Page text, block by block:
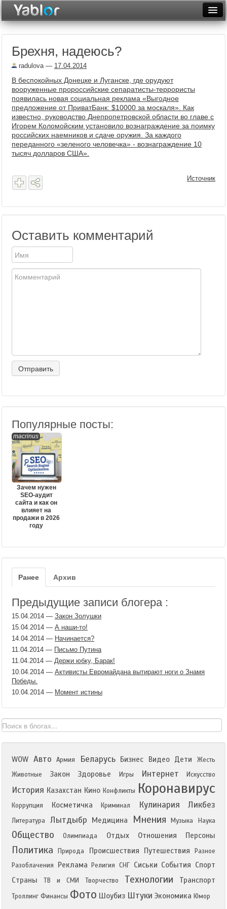
Неделя
Рейтинги
Архив
Фототоп
Брехня, надеюсь?
radulova— 17.04.2014
В беспокойных Донецке и Луганске, где орудуют
вооруженные пророссийские сепаратисты-террористы
появилась новая социальная реклама «Выгодное
предложение от ПриватБанк: $10000 за москаля». Как
известно, руководство Днепропетровской области во главе с
Игорем Коломойским установило вознаграждение за поимку
российских наемников и сдаче оружия. За каждого
переданного «зеленого человечка» - вознаграждение 10
тысяч долларов США».
Источник
Оставить комментарий
Популярные посты:
macrinus
Зачем нужен
SEO-аудит
сайта и как он
влияет на
продажи в 2026
году
Ранее Архив
Предыдущие записи блогера :
15.04.2014 — Закон Золушки
15.04.2014 — А наши-то!
14.04.2014 — Начинается?
11.04.2014 — Письмо Путина
11.04.2014 — Держи юбку, Барак!
10.04.2014 — Активисты Евромайдана вытирают ноги о Знамя
Победы.
10.04.2014 — Момент истины
WOW Авто Армия Беларусь Бизнес Видео Дети
Жесть
Животные
Закон Здоровье Игры Интернет Искусство
История Казахстан Кино Конфликты Коронавирус
Коррупция Косметичка Криминал Кулинария Ликбез
Литература Лытдыбр Медицина Мнения Музыка Наука
Общество Олимпиада Отдых Отношения Персоны
Политика Природа Происшествия Путешествия
Разное
Разоблачения
Реклама Религия СНГ Сиськи События Спорт
Страны
ТВ и СМИ Творчество Технологии Транспорт
Троллинг Финансы Фото Шоубиз Штуки Экономика Юмор